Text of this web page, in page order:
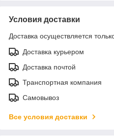
Условия доставки
Доставка осуществляется
Доставка курьером
Доставка почтой
Транспортная компания
Самовывоз
Все условия доставки